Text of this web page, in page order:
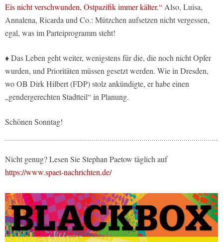
Eis nicht verschwunden, Ostpazifik immer kälter.“Also, Luisa,
Annalena, Ricarda und Co.: Mützchen aufsetzen nicht vergessen,
egal, was im Parteiprogramm steht!
♦ Das Leben geht weiter, wenigstens für die, die noch nicht Opfer
wurden, und Prioritäten müssen gesetzt werden. Wie in Dresden,
wo OB Dirk Hilbert (FDP) stolz ankündigte, er habe einen
„gendergerechten Stadtteil“ in Planung.
Schönen Sonntag!
Nicht genug? Lesen Sie Stephan Paetow täglich auf
https://www.spaet-nachrichten.de/